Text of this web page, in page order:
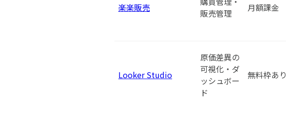
楽楽販売
販売管理
月額課金
Looker Studio
原価差異の
可視化・ダ
ッシュボー
ド
無料枠あり